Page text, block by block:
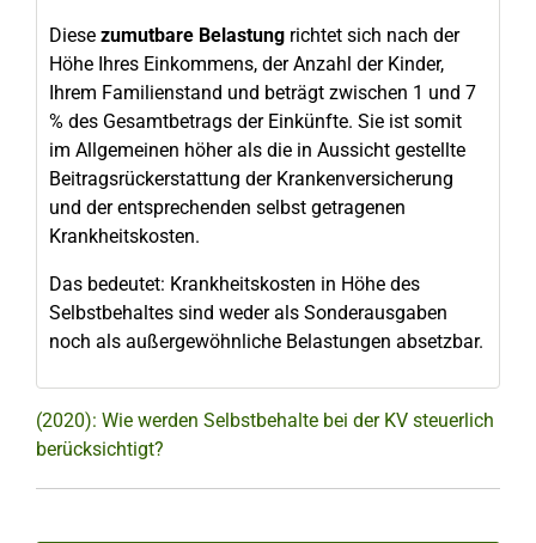
Diese zumutbare Belastung richtet sich nach der
Höhe Ihres Einkommens, der Anzahl der Kinder,
Ihrem Familienstand und beträgt zwischen 1 und 7
% des Gesamtbetrags der Einkünfte. Sie ist somit
im Allgemeinen höher als die in Aussicht gestellte
Beitragsrückerstattung der Krankenversicherung
und der entsprechenden selbst getragenen
Krankheitskosten.
Das bedeutet: Krankheitskosten in Höhe des
Selbstbehaltes sind weder als Sonderausgaben
noch als außergewöhnliche Belastungen absetzbar.
(2020): Wie werden Selbstbehalte bei der KV steuerlich
berücksichtigt?